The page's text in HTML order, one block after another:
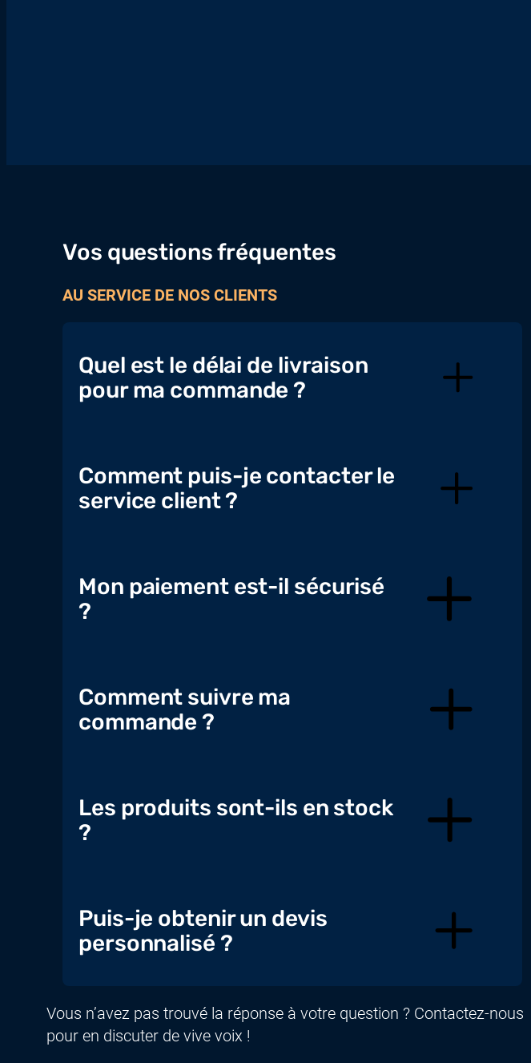
Vos questions fréquentes
AU SERVICE DE NOS CLIENTS
Quel est le délai de livraison
pour ma commande ?
Comment puis-je contacter le
service client ?
Mon paiement est-il sécurisé
?
Comment suivre ma
commande ?
Les produits sont-ils en stock
?
Puis-je obtenir un devis
personnalisé ?
Vous n’avez pas trouvé la réponse à votre question ? Contactez-nous
pour en discuter de vive voix !